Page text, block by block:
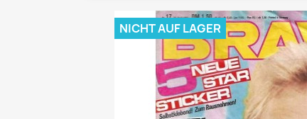
Yam!
NICHT AUF LAGER